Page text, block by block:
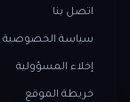
اتصل بنا
سياسة الخصوصية
إخلاء المسؤولية
خريطة الموقع